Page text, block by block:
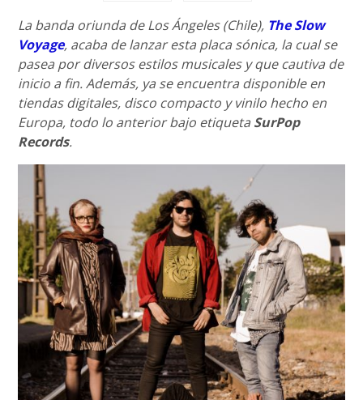
La banda oriunda de Los Ángeles (Chile), The Slow
Voyage, acaba de lanzar esta placa sónica, la cual se
pasea por diversos estilos musicales y que cautiva de
inicio a fin. Además, ya se encuentra disponible en
tiendas digitales, disco compacto y vinilo hecho en
Europa, todo lo anterior bajo etiqueta SurPop
Records.